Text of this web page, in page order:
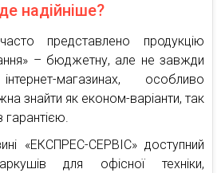
надійніше?
представлено продукцію
– бюджетну, але не завжди
магазинах, особливо
знайти як економ-варіанти, так
гарантією.
«ЕКСПРЕС-СЕРВІС» доступний
для офісної техніки,